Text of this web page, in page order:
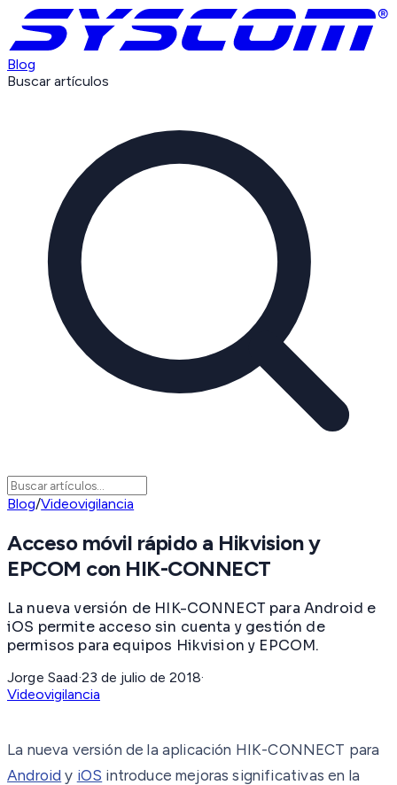
Blog
Buscar artículos
Blog/Videovigilancia
Acceso móvil rápido a Hikvision y
EPCOM con HIK-CONNECT
La nueva versión de HIK-CONNECT para Android e
iOS permite acceso sin cuenta y gestión de
permisos para equipos Hikvision y EPCOM.
Jorge Saad·23 de julio de 2018·
Videovigilancia
La nueva versión de la aplicación HIK-CONNECT para
Android y iOS introduce mejoras significativas en la